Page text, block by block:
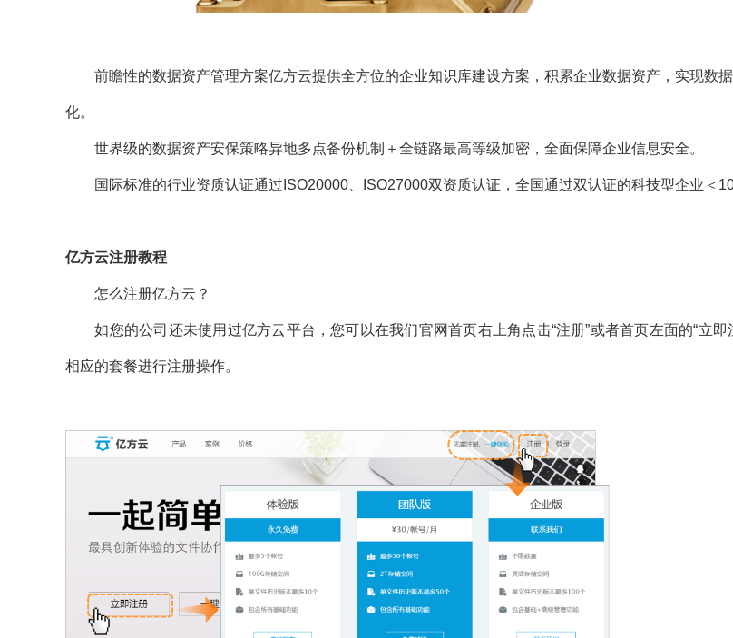
前瞻性的数据资产管理方案亿方云提供全方位的企业知识库建设方案，积累企业数据资产，实现数
化。
世界级的数据资产安保策略异地多点备份机制＋全链路最高等级加密，全面保障企业信息安全。
国际标准的行业资质认证通过ISO20000、ISO27000双资质认证，全国通过双认证的科技型企业＜
亿方云注册教程
怎么注册亿方云？
如您的公司还未使用过亿方云平台，您可以在我们官网首页右上角点击“注册”或者首页左面的“立即
相应的套餐进行注册操作。